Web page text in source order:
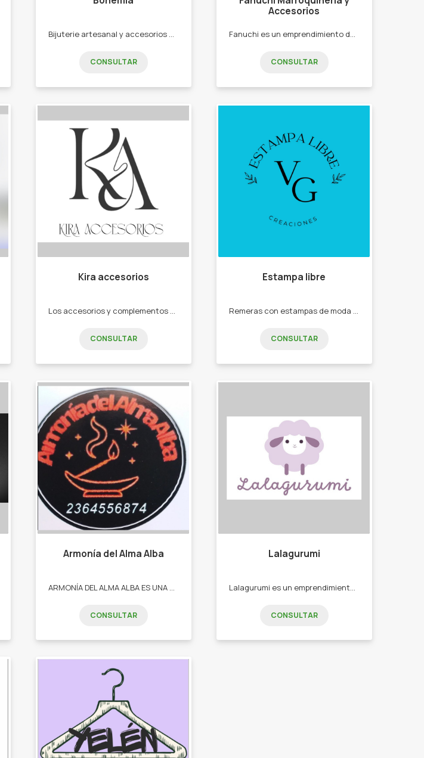
Bijuterie artesanal y accesorios de moda para todas la edades. -Bijuterie. -Llaveros. -Gorras. -Guantes. -Bufanda.
CONSULTAR
Accesorios
Fanuchi es un emprendimiento de accesorios y artículos de uso diario, pensado para quienes buscan variedad y opciones prácticas en un solo lugar. Ofrecemos marroquinería como bolsos, mochilas y billeteras, además de bijouterie, maquillaje y productos ideales para regalar como vasos térmicos y tazas. Nos enfocamos en brindar productos en tendencia, funcionales y a precios accesibles. -Mochilas -Billeteras -Gorras -Anteojos -bijou -maquillaje Entre otros.
CONSULTAR
Kira accesorios
Los accesorios y complementos que te van a acompañar todo el día. -Collares. -Cinto. -Bufandones. -Carteras.
CONSULTAR
Estampa libre
Remeras con estampas de moda de equipos de fútbol. -Logos -Frases bíblicas -Remeras con estampas de moda
CONSULTAR
Armonía del Alma Alba
CONSULTAR
Lalagurumi
CONSULTAR